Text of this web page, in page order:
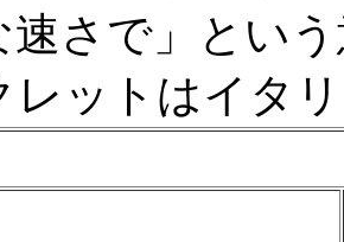
速さで」とい
ットはイタ